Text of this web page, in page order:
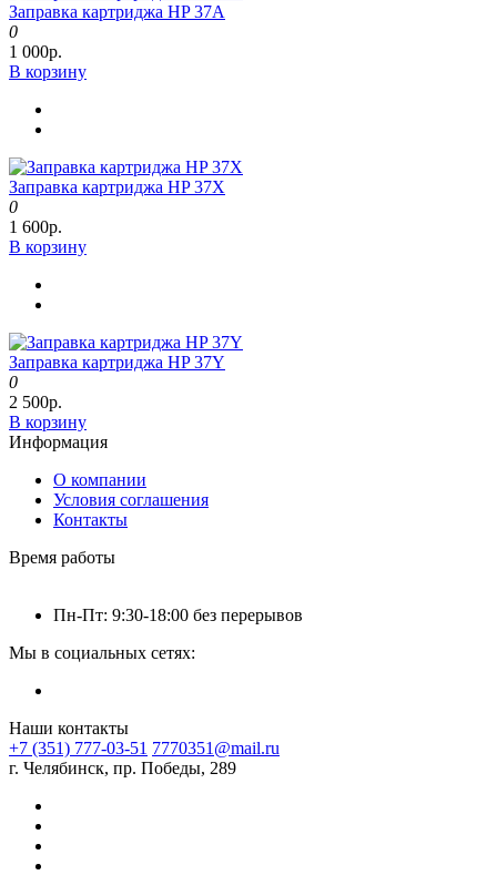
Заправка картриджа HP 37A
0
1 000р.
В корзину
Заправка картриджа HP 37X
0
1 600р.
В корзину
Заправка картриджа HP 37Y
0
2 500р.
В корзину
Информация
О компании
Условия соглашения
Контакты
Время работы
Пн-Пт: 9:30-18:00 без перерывов
Мы в социальных сетях:
Наши контакты
+7 (351) 777-03-51 7770351@mail.ru
г. Челябинск, пр. Победы, 289